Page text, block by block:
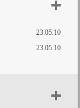
23.05.10
23.05.10